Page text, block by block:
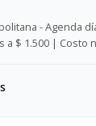
- Agenda
$ 1.500 | Costo